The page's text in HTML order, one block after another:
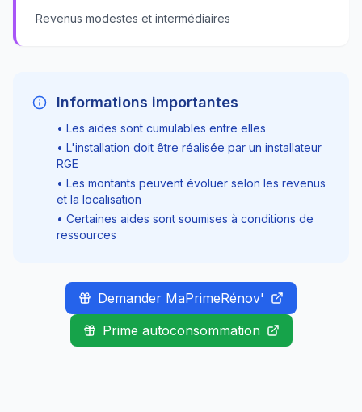
Revenus modestes et intermédiaires
Informations importantes
• Les aides sont cumulables entre elles
• L'installation doit être réalisée par un installateur
RGE
• Les montants peuvent évoluer selon les revenus
et la localisation
• Certaines aides sont soumises à conditions de
ressources
Demander MaPrimeRénov'
Prime autoconsommation